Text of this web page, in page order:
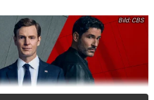
CBS